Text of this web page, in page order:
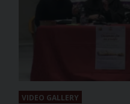
VIDEO GALLERY